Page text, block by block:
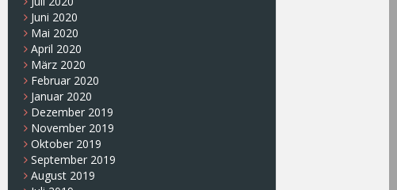
Juni 2020
Mai 2020
April 2020
März 2020
Februar 2020
Januar 2020
Dezember 2019
November 2019
Oktober 2019
September 2019
August 2019